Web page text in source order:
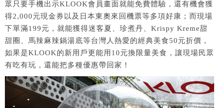
眾只要手機出示KLOOK會員畫面就能免費體驗，還有機會獲
得2,000元現金券以及日本東奧來回機票等多項好康；而現場
下單滿199元，就能獲得迷客夏、珍煮丹、Krispy Kreme甜
甜圈、馬辣麻辣鍋湯底等台灣人熱愛的經典美食50元折價，
如果是KLOOK的新用戶更能用10元換限量美食，讓現場民眾
有吃有玩，還能把多種優惠帶回家！